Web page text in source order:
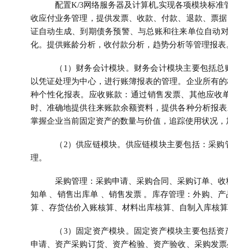
配置K/3网络服务器及计算机,实现各项模块标准
收应付业务管理，提供发票、收款、付款、退款、票
证自动生成、到期债务预警、与总账和往来单位自动
化。提供账龄分析，收付款分析，趋势分析等管理报表
（ 1 ）财务会计模块。财务会计模块主要包括
以凭证处理为中心，进行账簿报表的管理。企业所有
种个性化报表。应收账款：通过销售发票、其他应
时、准确地提供往来账款余额资料，提供各种分析报
掌握企业当前固定资产的数量与价值，追踪使用状况
（ 2）供应链模块。供应链模块主要包括：采
理。
采购管理：采购申请、采购合同、采购订单、
知单 、销售出库单 、销售发票 。库存管理：外购、
算 、存货估价入账核算、材料出库核算、自制入库核
（3）固定资产模块。固定资产模块主要包括资
申请、资产采购订货、资产检验、资产验收、采购发